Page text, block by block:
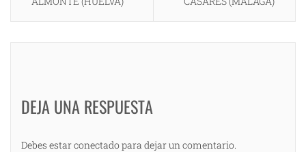
DEJA UNA RESPUESTA
Debes estar conectado para dejar un comentario.